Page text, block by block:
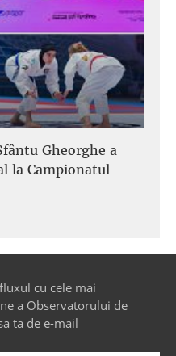
Gheorghe a
la Campionatul
cu cele mai
a Observatorului de
ta de e-mail